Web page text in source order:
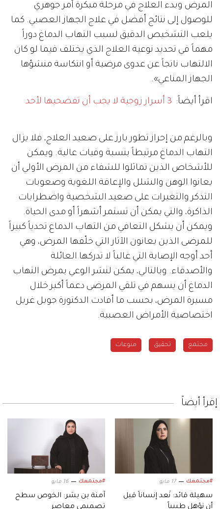
المرض وبدء العلاج في مرحلة مبكرة أمر جوهري
للوصول إلى نتائج أفضل في علاج الجهاز العصبي. كما
يلعب التشخيص الدقيق لسبب التهاب الدماغ دوراً
مهماً في تحديد نوعية العلاج الذي يختلف فيما لو كان
الالتهاب ناتجاً عن عدوى مرضية أو انتكاسة منشؤها
الجهاز المناعي».
اقرأ أيضاً: 3 أسرار زوجية لا يجب أن تفضحيها لأحد
وبالرغم من إحراز تطور بارز على صعيد العلاج، فلا يزال
التهاب الدماغ مرتبطاً بنسبة وفيات عالية. ويمكن
للأشخاص الذين تماثلوا للشفاء من المرض الأولي أن
يعانوا الوهن والشلل والإعاقة اللغوية وصعوبات
التذكر والتغيرات على صعيد الشخصية واضطرابات
الذاكرة، والتي يمكن أن تستمر أشهراً أو مدى الحياة.
ويمكن أن يشكل التعافي من التهاب الدماغ تحدياً كبيراً
للمرضى الذين يعانون الآثار التي خلّفها المرض، وهي
أحد أوجه الإصابة التي غالباً لا تدركها العائلة
والأصدقاء. وبالتالي، يمكن لنشر الوعي بمرض التهاب
الدماغ أن يسهم في تلقي المرضى دعماً أكبر خلال
مسيرة المرض، بحسب ما أفادت الدكتورة جويل غريل
اختصاصية الأمراض العصبية.
مجتمع تحقيق منوعات
إقرأ أيضاً
#مجتمعك 17 مايو
سهيلة قائد: نُعد إنساناً قبل
أن نؤهل طبيباً
#مجتمعك 16 مايو
آمنة بن بشر: الخوص سطح
تصميمي معاصر